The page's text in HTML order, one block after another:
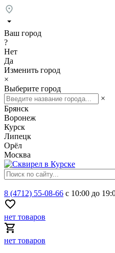
Ваш город
?
Нет
Да
Изменить город
×
Выберите город
×
Брянск
Воронеж
Курск
Липецк
Орёл
Москва
8 (4712) 55-08-66 с 10:00 до
нет товаров
нет товаров